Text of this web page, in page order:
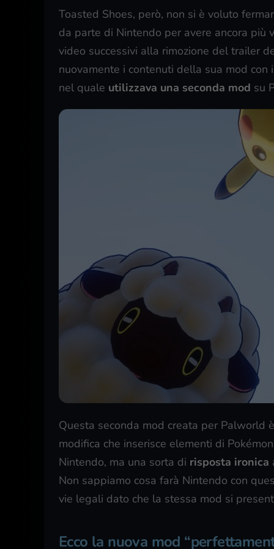
Toasted Shoes, però, non si è voluto
da parte di Nintendo per avere ancora
video successivi alla rimozione del trailer
nuovamente i contenuti della sua mod con
nel quale utilizzava una seconda mod su
Questa seconda mod creata per Palworld
modifica che inserisce elementi di
Nintendo, ma una sorta di risposta ironica
Non sappiamo cosa farà Nintendo con
vie legali dato che la stessa mod si
Ecco la nuova mod